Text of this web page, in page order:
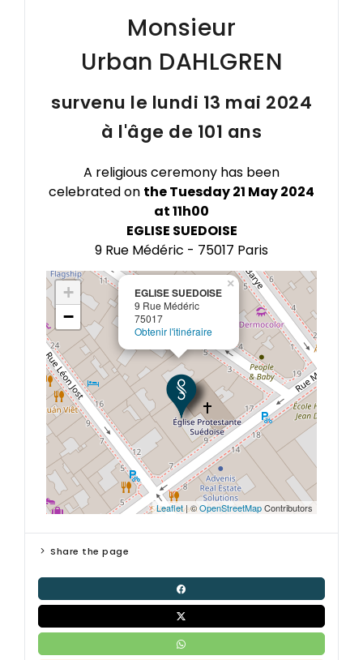
Monsieur
Urban DAHLGREN
survenu le lundi 13 mai 2024
à l'âge de 101 ans
A religious ceremony has been
celebrated on the Tuesday 21 May 2024
at 11h00
EGLISE SUEDOISE
9 Rue Médéric - 75017 Paris
EGLISE SUEDOISE
9 Rue Médéric
75017
Obtenir l'itinéraire
×
+
−
Leaflet| ©OpenStreetMapContributors
Share the page